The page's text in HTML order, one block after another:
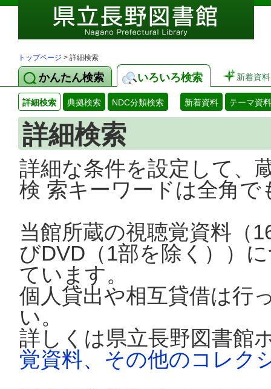
トップページ > 詳細検索
かんたん検索 いろいろ検索 新着資料
詳細検索 典拠検索 NDC分類検索 新着資料 テーマ資料
詳細検索
詳細な条件を設定して、
検 索キーワードは全角
当館所蔵の視聴覚資料（
びDVD（1部を除く））
ています。
個人貸出や相互貸借は行
い。
詳しくは県立長野図書館
覚資料、その他のコレク